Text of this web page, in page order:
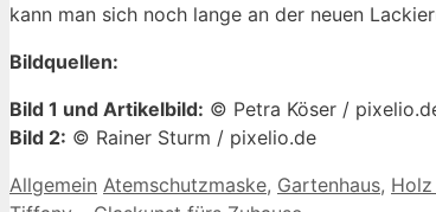
kann man sich noch lange an der neuen
Bildquellen:
Bild 1 und Artikelbild: © Petra Köser /
Bild 2: © Rainer Sturm / pixelio.de
Kategorien
Allgemein Schlagwörter
Atemschutzmaske, Gartenhaus,